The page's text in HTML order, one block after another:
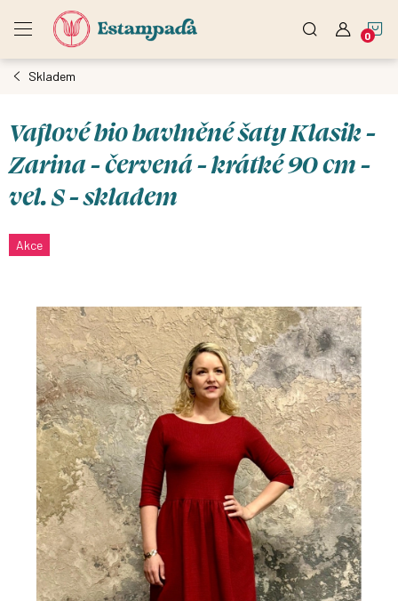
Skladem
Vaflové bio bavlněné šaty Klasik -
Zarina - červená - krátké 90 cm -
vel. S - skladem
Akce